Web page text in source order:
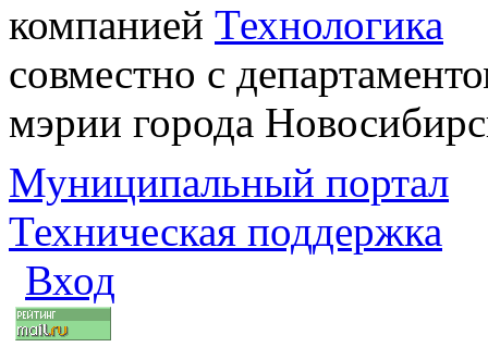
компанией Технологика
совместно с
мэрии города
Муниципальный портал
Техническая поддержка
Вход